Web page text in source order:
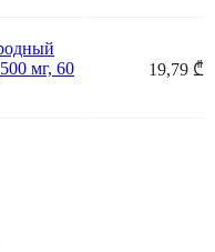
мг, 60
19,79 ₾